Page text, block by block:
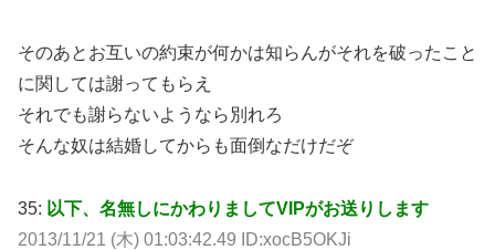
そのあとお互いの約束が何かは知らんがそれを破ったこと
に関しては謝ってもらえ
それでも謝らないようなら別れろ
そんな奴は結婚してからも面倒なだけだぞ
35: 以下、名無しにかわりましてVIPがお送りします
2013/11/21 (木) 01:03:42.49 ID:xocB5OKJi